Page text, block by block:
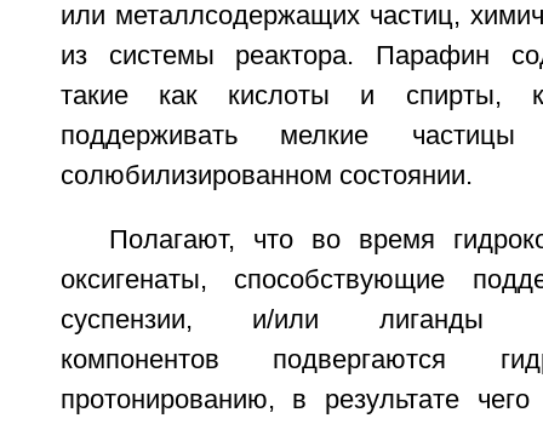
или металлсодержащих частиц,
из системы реактора. Парафин
такие как кислоты и спирты,
поддерживать мелкие
солюбилизированном состоянии.
Полагают, что во время
оксигенаты, способствующие
суспензии, и/или лиганды
компонентов подвергаются
протонированию, в результате